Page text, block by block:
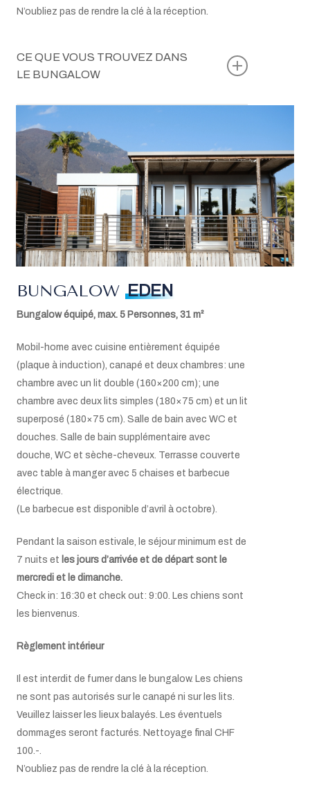
N’oubliez pas de rendre la clé à la réception.
CE QUE VOUS TROUVEZ DANS
LE BUNGALOW
Table avec 5 chaises
Literie et linges de toilette
Sèche-cheveux
Plaque de cuisson à induction
Four à micro-ondes
Réfrigérateur avec compartiment congélateur
Lave-vaisselle, pastilles et liquide de rinçage
Machine Nespresso
Bouilloire électrique
Torchons, liquide vaisselle, éponges
Balai et pelle
Télévision via satellite
W-LAN
Lit bébé sur demande (max.2) – OU 1 lit simple
sur demande
BUNGALOW EDEN
Bungalow équipé, max. 5 Personnes, 31 m²
Mobil-home avec cuisine entièrement équipée
(plaque à induction), canapé et deux chambres: une
chambre avec un lit double (160×200 cm); une
chambre avec deux lits simples (180×75 cm) et un lit
superposé (180×75 cm). Salle de bain avec WC et
douches. Salle de bain supplémentaire avec
douche, WC et sèche-cheveux. Terrasse couverte
avec table à manger avec 5 chaises et barbecue
électrique.
(Le barbecue est disponible d’avril à octobre).
Pendant la saison estivale, le séjour minimum est de
7 nuits et les jours d’arrivée et de départ sont le
mercredi et le dimanche.
Check in: 16:30 et check out: 9:00. Les chiens sont
les bienvenus.
Règlement intérieur
Il est interdit de fumer dans le bungalow. Les chiens
ne sont pas autorisés sur le canapé ni sur les lits.
Veuillez laisser les lieux balayés. Les éventuels
dommages seront facturés. Nettoyage final CHF
100.-.
N’oubliez pas de rendre la clé à la réception.